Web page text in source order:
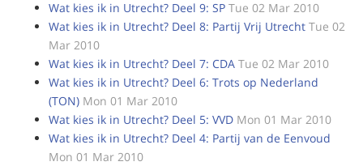
Wat kies ik in Utrecht? Deel 9: SP Tue 02 Mar 2010
Wat kies ik in Utrecht? Deel 8: Partij Vrij Utrecht Tue 02
Mar 2010
Wat kies ik in Utrecht? Deel 7: CDA Tue 02 Mar 2010
Wat kies ik in Utrecht? Deel 6: Trots op Nederland
(TON) Mon 01 Mar 2010
Wat kies ik in Utrecht? Deel 5: VVD Mon 01 Mar 2010
Wat kies ik in Utrecht? Deel 4: Partij van de Eenvoud
Mon 01 Mar 2010